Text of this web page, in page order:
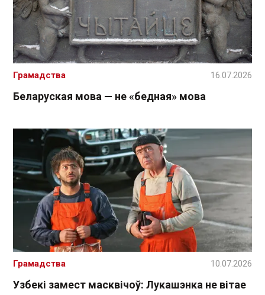
Беларуская мова — не «бедная» мова
Грамадства 16.07.2026
Узбекі замест масквічоў: Лукашэнка не вітае
Грамадства 10.07.2026